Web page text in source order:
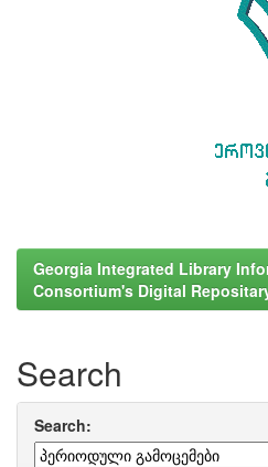
Georgia Integrated Library
Consortium's Digital
Search
Search: